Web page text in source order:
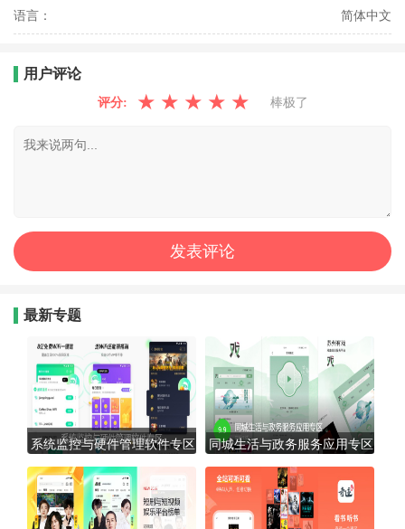
语言： 简体中文
用户评论
评分: ★ ★ ★ ★ ★ 棒极了
最新专题
系统监控与硬件管理软件专区 同城生活与政务服务应用专区